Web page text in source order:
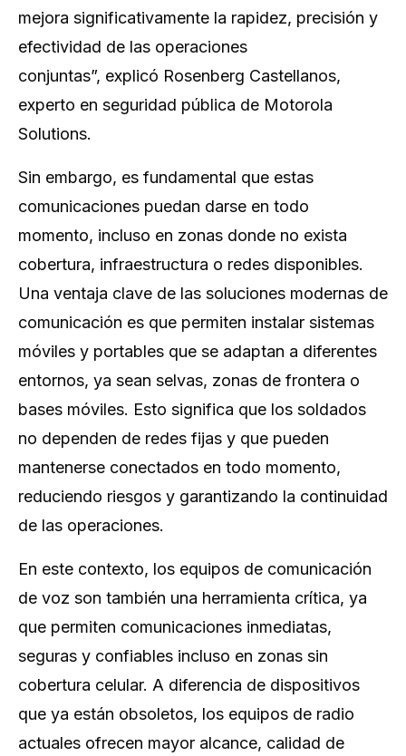
mejora significativamente la rapidez, precisión y
efectividad de las operaciones
conjuntas”, explicó Rosenberg Castellanos,
experto en seguridad pública de Motorola
Solutions.
Sin embargo, es fundamental que estas
comunicaciones puedan darse en todo
momento, incluso en zonas donde no exista
cobertura, infraestructura o redes disponibles.
Una ventaja clave de las soluciones modernas de
comunicación es que permiten instalar sistemas
móviles y portables que se adaptan a diferentes
entornos, ya sean selvas, zonas de frontera o
bases móviles. Esto significa que los soldados
no dependen de redes fijas y que pueden
mantenerse conectados en todo momento,
reduciendo riesgos y garantizando la continuidad
de las operaciones.
En este contexto, los equipos de comunicación
de voz son también una herramienta crítica, ya
que permiten comunicaciones inmediatas,
seguras y confiables incluso en zonas sin
cobertura celular. A diferencia de dispositivos
que ya están obsoletos, los equipos de radio
actuales ofrecen mayor alcance, calidad de